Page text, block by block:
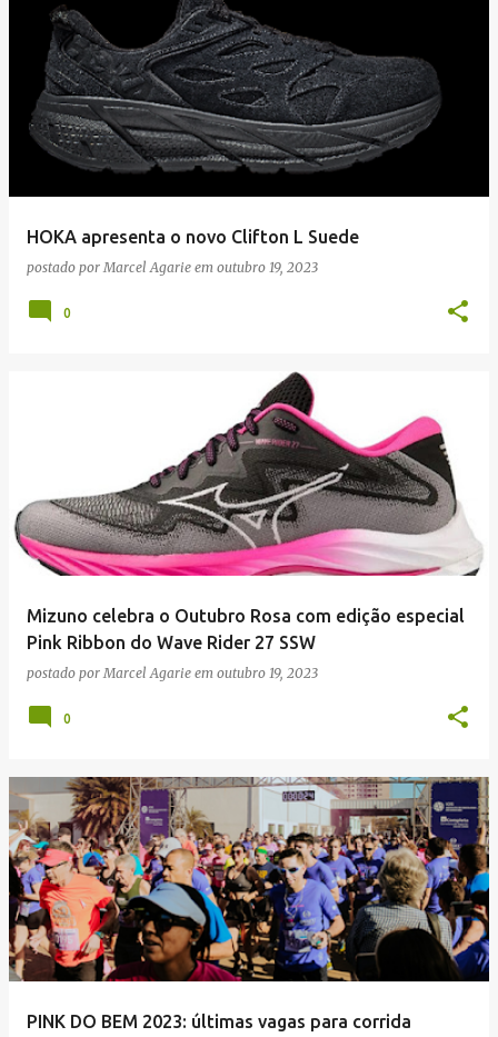
HOKA apresenta o novo Clifton L Suede
postado porMarcel Agarie em outubro 19, 2023
0
Mizuno celebra o Outubro Rosa com edição especial
Pink Ribbon do Wave Rider 27 SSW
postado porMarcel Agarie em outubro 19, 2023
0
PINK DO BEM 2023: últimas vagas para corrida